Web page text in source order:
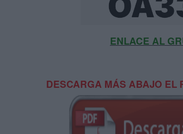
ENLACE AL
DESCARGA MÁS ABAJO EL